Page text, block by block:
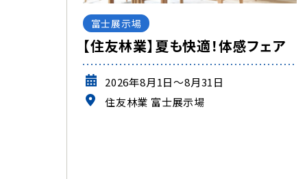
富士展示場
【住友林業】夏も快適！体感フェア
2026年8月1日～8月31日
住友林業 富士展示場